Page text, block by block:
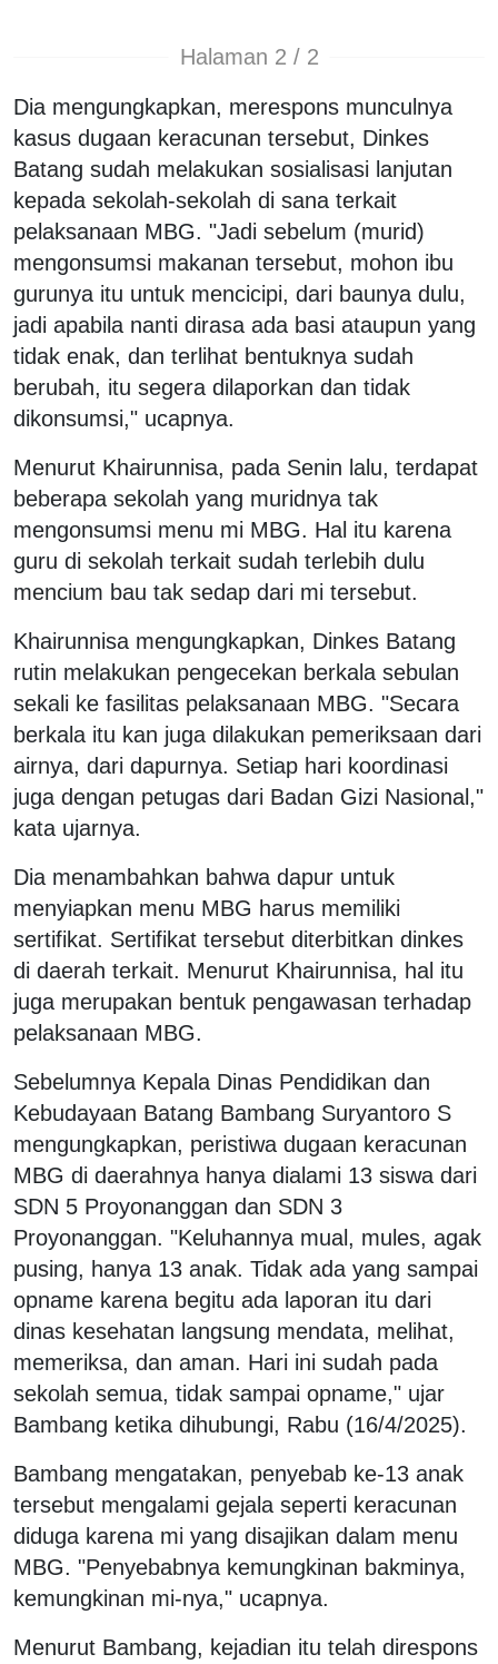
Halaman 2 / 2
Dia mengungkapkan, merespons munculnya
kasus dugaan keracunan tersebut, Dinkes
Batang sudah melakukan sosialisasi lanjutan
kepada sekolah-sekolah di sana terkait
pelaksanaan MBG. "Jadi sebelum (murid)
mengonsumsi makanan tersebut, mohon ibu
gurunya itu untuk mencicipi, dari baunya dulu,
jadi apabila nanti dirasa ada basi ataupun yang
tidak enak, dan terlihat bentuknya sudah
berubah, itu segera dilaporkan dan tidak
dikonsumsi," ucapnya.
Menurut Khairunnisa, pada Senin lalu, terdapat
beberapa sekolah yang muridnya tak
mengonsumsi menu mi MBG. Hal itu karena
guru di sekolah terkait sudah terlebih dulu
mencium bau tak sedap dari mi tersebut.
Khairunnisa mengungkapkan, Dinkes Batang
rutin melakukan pengecekan berkala sebulan
sekali ke fasilitas pelaksanaan MBG. "Secara
berkala itu kan juga dilakukan pemeriksaan dari
airnya, dari dapurnya. Setiap hari koordinasi
juga dengan petugas dari Badan Gizi Nasional,"
kata ujarnya.
Dia menambahkan bahwa dapur untuk
menyiapkan menu MBG harus memiliki
sertifikat. Sertifikat tersebut diterbitkan dinkes
di daerah terkait. Menurut Khairunnisa, hal itu
juga merupakan bentuk pengawasan terhadap
pelaksanaan MBG.
Sebelumnya Kepala Dinas Pendidikan dan
Kebudayaan Batang Bambang Suryantoro S
mengungkapkan, peristiwa dugaan keracunan
MBG di daerahnya hanya dialami 13 siswa dari
SDN 5 Proyonanggan dan SDN 3
Proyonanggan. "Keluhannya mual, mules, agak
pusing, hanya 13 anak. Tidak ada yang sampai
opname karena begitu ada laporan itu dari
dinas kesehatan langsung mendata, melihat,
memeriksa, dan aman. Hari ini sudah pada
sekolah semua, tidak sampai opname," ujar
Bambang ketika dihubungi, Rabu (16/4/2025).
Bambang mengatakan, penyebab ke-13 anak
tersebut mengalami gejala seperti keracunan
diduga karena mi yang disajikan dalam menu
MBG. "Penyebabnya kemungkinan bakminya,
kemungkinan mi-nya," ucapnya.
Menurut Bambang, kejadian itu telah direspons